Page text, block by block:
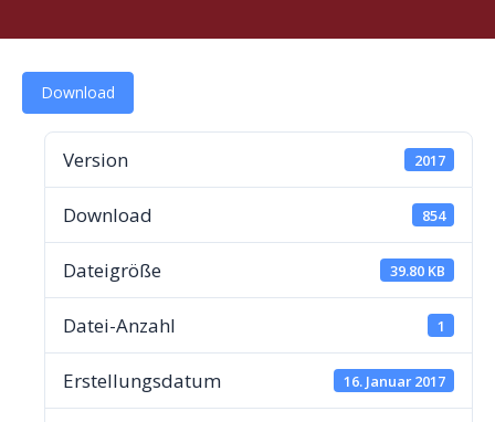
Download
Version 2017
Download 854
Dateigröße 39.80 KB
Datei-Anzahl 1
Erstellungsdatum 16. Januar 2017